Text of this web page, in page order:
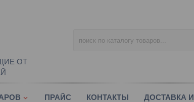
ОТ
ПРАЙС КОНТАКТЫ ДОСТАВКА